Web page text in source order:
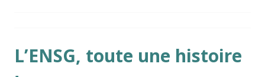
L’ENSG, toute une histoire